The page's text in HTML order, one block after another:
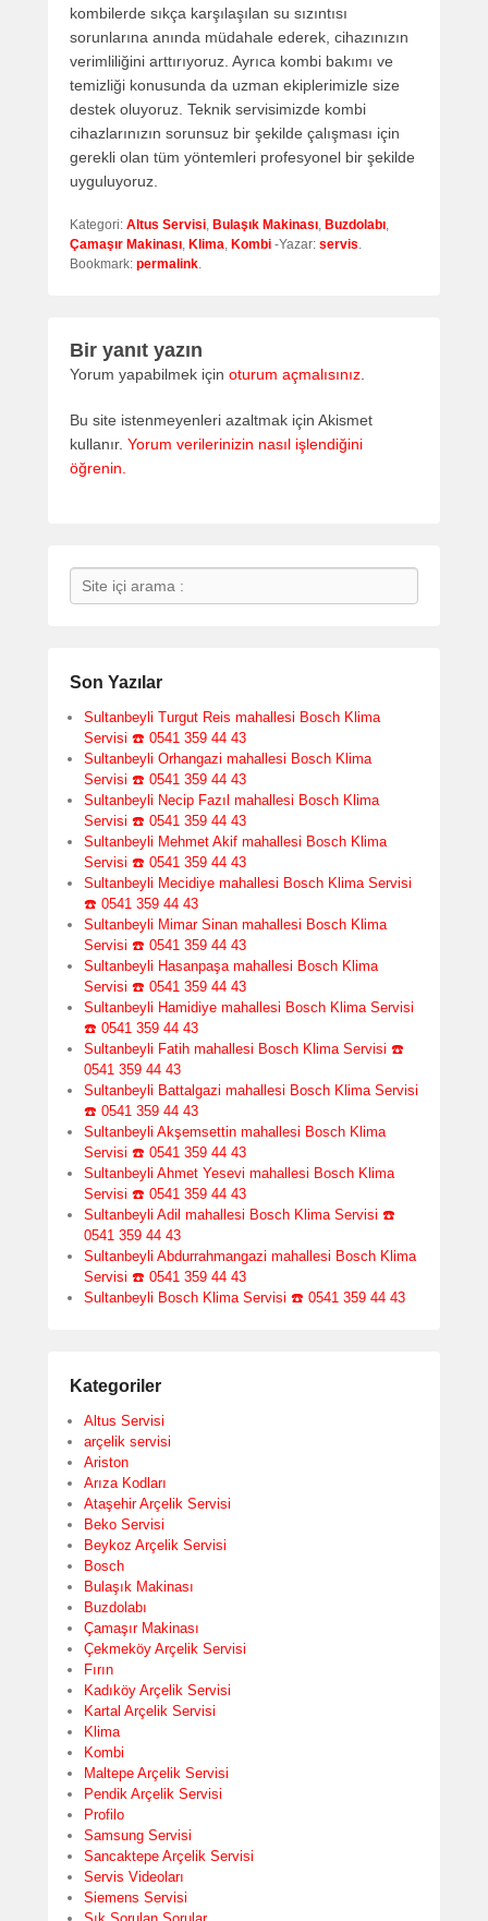
kombilerde sıkça karşılaşılan su sızıntısı
sorunlarına anında müdahale ederek, cihazınızın
verimliliğini arttırıyoruz. Ayrıca kombi bakımı ve
temizliği konusunda da uzman ekiplerimizle size
destek oluyoruz. Teknik servisimizde kombi
cihazlarınızın sorunsuz bir şekilde çalışması için
gerekli olan tüm yöntemleri profesyonel bir şekilde
uyguluyoruz.
Kategori: Altus Servisi, Bulaşık Makinası, Buzdolabı,
Çamaşır Makinası, Klima, Kombi -Yazar: servis.
Bookmark: permalink.
Bir yanıt yazın
Yorum yapabilmek için oturum açmalısınız
Bu site istenmeyenleri azaltmak için Akismet
kullanır. Yorum verilerinizin nasıl işlendiğini
öğrenin.
Search
Son Yazılar
Sultanbeyli Turgut Reis mahallesi Bosch Klima
Servisi ☎️ 0541 359 44 43
Sultanbeyli Orhangazi mahallesi Bosch Klima
Servisi ☎️ 0541 359 44 43
Sultanbeyli Necip Fazıl mahallesi Bosch Klima
Servisi ☎️ 0541 359 44 43
Sultanbeyli Mehmet Akif mahallesi Bosch Klima
Servisi ☎️ 0541 359 44 43
Sultanbeyli Mecidiye mahallesi Bosch Klima Servisi
☎️ 0541 359 44 43
Sultanbeyli Mimar Sinan mahallesi Bosch Klima
Servisi ☎️ 0541 359 44 43
Sultanbeyli Hasanpaşa mahallesi Bosch Klima
Servisi ☎️ 0541 359 44 43
Sultanbeyli Hamidiye mahallesi Bosch Klima Servisi
☎️ 0541 359 44 43
Sultanbeyli Fatih mahallesi Bosch Klima Servisi ☎️
0541 359 44 43
Sultanbeyli Battalgazi mahallesi Bosch Klima Servisi
☎️ 0541 359 44 43
Sultanbeyli Akşemsettin mahallesi Bosch Klima
Servisi ☎️ 0541 359 44 43
Sultanbeyli Ahmet Yesevi mahallesi Bosch Klima
Servisi ☎️ 0541 359 44 43
Sultanbeyli Adil mahallesi Bosch Klima Servisi ☎️
0541 359 44 43
Sultanbeyli Abdurrahmangazi mahallesi Bosch Klima
Servisi ☎️ 0541 359 44 43
Sultanbeyli Bosch Klima Servisi ☎️ 0541 359 44 43
Kategoriler
Altus Servisi
arçelik servisi
Ariston
Arıza Kodları
Ataşehir Arçelik Servisi
Beko Servisi
Beykoz Arçelik Servisi
Bosch
Bulaşık Makinası
Buzdolabı
Çamaşır Makinası
Çekmeköy Arçelik Servisi
Fırın
Kadıköy Arçelik Servisi
Kartal Arçelik Servisi
Klima
Kombi
Maltepe Arçelik Servisi
Pendik Arçelik Servisi
Profilo
Samsung Servisi
Sancaktepe Arçelik Servisi
Servis Videoları
Siemens Servisi